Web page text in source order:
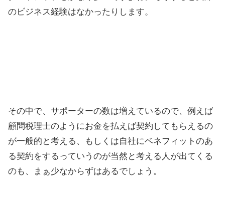
のビジネス経験はなかったりします。
その中で、サポーターの数は増えているので、例えば
顧問税理士のようにお金を払えば契約してもらえるの
が一般的と考える、もしくは自社にベネフィットのあ
る契約をするっていうのが当然と考える人が出てくる
のも、まぁ少なからずはあるでしょう。